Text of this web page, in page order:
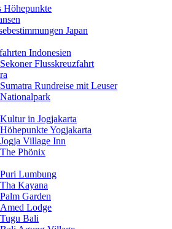
Höhepunkte
Japan
Indonesien
Sekoner Flusskreuzfahrt
Sumatra Rundreise mit Leuser
Nationalpark
Kultur in Jogjakarta
Höhepunkte Yogjakarta
Jogja Village Inn
The Phönix
Puri Lumbung
Tha Kayana
Palm Garden
Amed Lodge
Tugu Bali